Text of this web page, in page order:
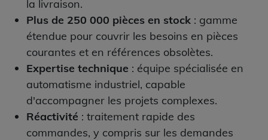
la livraison.
Plus de 250 000 pièces en stock : gamme
étendue pour couvrir les besoins en pièces
courantes et en références obsolètes.
Expertise technique : équipe spécialisée en
automatisme industriel, capable
d'accompagner les projets complexes.
Réactivité : traitement rapide des
commandes, y compris sur les demandes